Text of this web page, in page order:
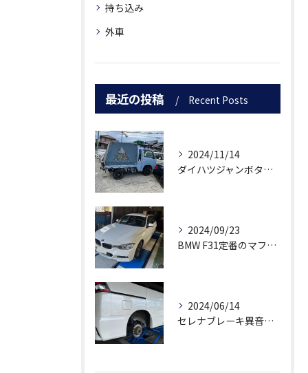
持ち込み
外車
最近の投稿 Recent Posts
2024/11/14
ダイハツジャンボターボチャージャー取り付け
2024/09/23
BMW F31定番のマフラーゴトゴト音修理
2024/06/14
セレナブレーキ異音修理事例